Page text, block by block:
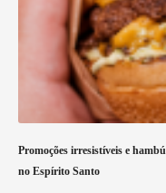
Promoções irresistíveis e
no Espírito Santo